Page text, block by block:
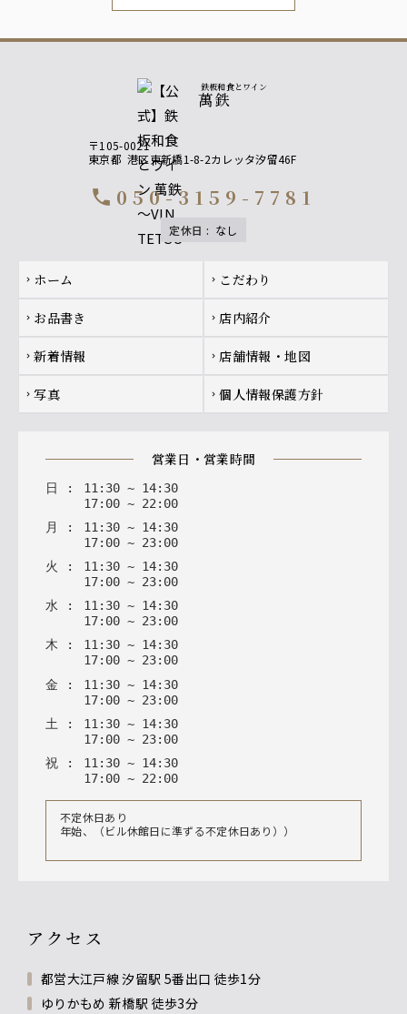
鉄板和食とワイン
萬鉄
〒105-0021
東京都 港区東新橋1-8-2カレッタ汐留46F
call 050-3159-7781
定休日 : なし
Footer navigation
chevron_right ホーム chevron_right こだわり
chevron_right お品書き chevron_right 店内紹介
chevron_right 新着情報 chevron_right 店舗情報・地図
chevron_right 写真 chevron_right 個人情報保護方針
営業日・営業時間
日 : 11 : 30 ~ 14: 30
17: 00 ~ 22 : 00
月
: 11 : 30 ~ 14: 30
17: 00 ~ 23: 00
火
: 11 : 30 ~ 14: 30
17: 00 ~ 23: 00
水 : 11: 30 ~ 14: 30
17: 00 ~ 23: 00
木 : 11: 30 ~ 14: 30
17: 00 ~ 23: 00
金 : 11 : 30 ~ 14: 30
17: 00 ~ 23: 00
土 : 11 : 30 ~ 14: 30
17: 00 ~ 23: 00
祝 : 11 : 30 ~ 14: 30
17: 00 ~ 22 : 00
不定休日あり
年始、（ビル休館日に準ずる不定休日あり））
アクセス
都営大江戸線 汐留駅 5番出口 徒歩1分
ゆりかもめ 新橋駅 徒歩3分